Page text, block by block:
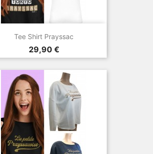
Tee Shirt Prayssac
Prix
29,90 €